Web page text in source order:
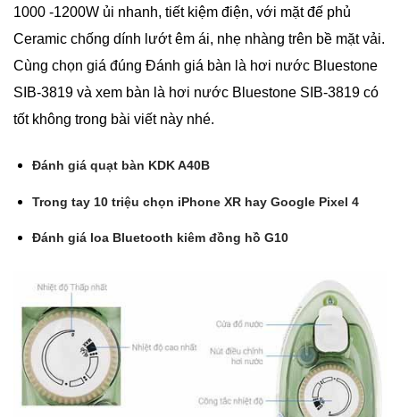
1000 -1200W ủi nhanh, tiết kiệm điện, với mặt đế phủ
Ceramic chống dính lướt êm ái, nhẹ nhàng trên bề mặt vải.
Cùng chọn giá đúng Đánh giá bàn là hơi nước Bluestone
SIB-3819 và xem bàn là hơi nước Bluestone SIB-3819 có
tốt không trong bài viết này nhé.
Đánh giá quạt bàn KDK A40B
Trong tay 10 triệu chọn iPhone XR hay Google Pixel 4
Đánh giá loa Bluetooth kiêm đồng hồ G10